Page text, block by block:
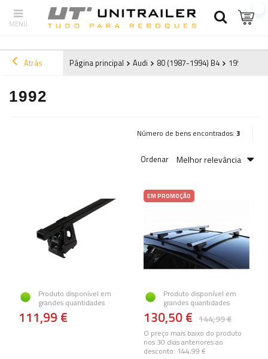
Atrás Página principal Audi 80 (1987-1994) B4 1992
1992
Número de bens encontrados: 3
Ordenar Melhor relevância
Produto disponível em
grandes quantidades
111,99 €
EM PROMOÇÃO
Produto disponível em
grandes quantidades
144,99 €
130,50 €
O preço mais baixo do produto
nos 30 dias anteriores ao
desconto: 144,99 €